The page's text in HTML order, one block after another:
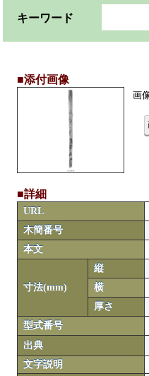
キーワード
■添付画像
画
■詳細
URL
木簡番号
本文
寸法(mm)
縦
横
厚さ
型式番号
出典
文字説明